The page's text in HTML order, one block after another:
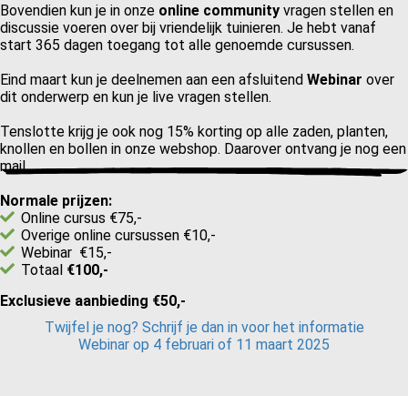
Bovendien kun je in onze online community vragen stellen en
discussie voeren over bij vriendelijk tuinieren. Je hebt vanaf
start 365 dagen toegang tot alle genoemde cursussen.
Eind maart kun je deelnemen aan een afsluitend Webinar over
dit onderwerp en kun je live vragen stellen.
Tenslotte krijg je ook nog 15% korting op alle zaden, planten,
knollen en bollen in onze webshop. Daarover ontvang je nog een
mail.
Normale prijzen:
Online cursus €75,-
Overige online cursussen €10,-
Webinar €15,-
Totaal €100,-
Exclusieve aanbieding €50,-
Twijfel je nog? Schrijf je dan in voor het informatie
Webinar op 4 februari of 11 maart 2025